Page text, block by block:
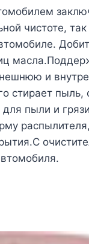
чистоте,
и
стирает
пыли и